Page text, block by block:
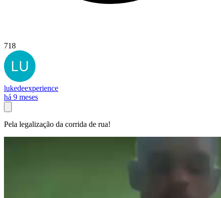
718
lukedeexperience
há 9 meses
Pela legalização da corrida de rua!